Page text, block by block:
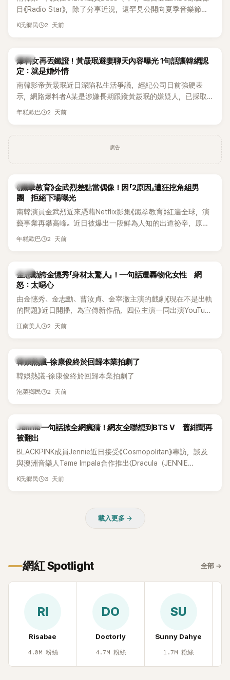
麼大，不知道才奇怪吧。」一來一往，氣氛反而更加輕鬆。 談到
當年情況，李智惠終於鬆口坦言，當時確實被質疑動過隆胸手
術。她回憶：「拍了比基尼照片之後，就開始被說是不是去隆乳
了。」為了澄清誤會，她只好親自站出來說清楚。 李智惠進一步
想，既然一直說我有做，那我乾脆把腋下給大家看，證明我根
本沒動過。」一句話說完，全場瞬間炸鍋，來賓又驚又笑。 事實
上，早在 2006 年，李智惠就為了證明自己沒有「隆乳」，真的
召開了一場泳裝記者招待會。當時她穿著比基尼站在一排攝影
這段為平息爭議、直接公開腋下畫面自證清白的往事再度被提
《脫掉鞋子恢單4Men》 中，親自公開那張當年引發話題的「腋下
比基尼照」，再次重提這段至今仍被粉絲視為黑歷史代表作的事
員身分出道，該團在 2000 年代初期紅極一時，由李智惠、徐
智英兩位女成員，以及張錫炫、Chris Kim 兩位男成員組成。不
過後來爆出長達四年的團內霸凌風波，甚至傳出徐智英母親對
李智惠言語辱罵、動手等爭議，最終團體於 2002 年解散。 團
體解散後，李智惠轉型 solo，靠著綜藝與歌唱實力持續活躍演
藝圈。據悉，她當年能加入 S#arp，也與 李尚敏 的賞識有關。
感情方面，李智惠於 2017 年與圈外男友結婚，婚後育有兩個
目，她經營的 YouTube 頻道也即將突破百萬訂閱，近年內容深
受網友喜愛，再度迎來事業第二春。
目《Radio Star》，除了分享近況，還罕見公開向夏季音樂節
Waterbomb喊話，笑稱自己至今從未受邀演出，更幽默表示：
K氏鄉民 2 天前
韓星
爆料女再丟鐵證！黃晸珉避妻聊天內容曝光 1句話讓韓網認
定：就是婚外情
南韓影帝黃晸珉近日深陷私生活爭議，經紀公司日前強硬表
示，網路爆料者A某是涉嫌長期跟蹤黃晸珉的嫌疑人，已採取
法律行動。不過，A某並未因此停止發聲，5日再度透過社群平
年糕歐巴 2 天前
廣告
韓星
《鐵拳教育》金武烈差點當偶像！因「2原因」遭狂挖角組男
團 拒絕下場曝光
南韓演員金武烈近來憑藉Netflix影集《鐵拳教育》紅遍全球，演
藝事業再攀高峰。近日被爆出一段鮮為人知的出道祕辛，原來
他當年差點不是以演員身分出道，而是成為男團偶像的一員。
年糕歐巴 2 天前
韓星
金志勳誇金憓秀「身材太驚人」！一句話遭轟物化女性 網
怒：太噁心
由金憓秀、金志勳、曹汝貞、金宰澈主演的戲劇《現在不是出軌
的問題》近日開播，為宣傳新作品，四位主演一同出演YouTube
節目，不料訪談中的一段發言卻意外掀起爭議。不少網友認
江南美人 2 天前
熱議討論
韓娛熱議-徐康俊終於回歸本業拍劇了
韓娛熱議-徐康俊終於回歸本業拍劇了
泡菜鄉民 2 天前
K-POP
Jennie一句話掀全網瘋猜！網友全聯想到BTS V 舊緋聞再
被翻出
BLACKPINK成員Jennie近日接受《Cosmopolitan》專訪，談及
與澳洲音樂人Tame Impala合作推出〈Dracula（JENNIE
Remix）〉的幕後故事，沒想到她一句關於「共同朋友」的回答，
K氏鄉民 3 天前
載入更多 →
網紅 Spotlight 全部 →
RI
Risabae
4.0M 粉絲
DO
Doctorly
4.7M 粉絲
SU
Sunny Dahye
1.7M 粉絲